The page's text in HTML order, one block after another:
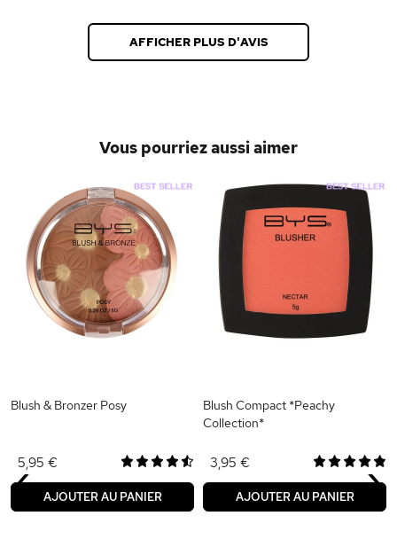
AFFICHER PLUS D'AVIS
Vous pourriez aussi aimer
Blush & Bronzer Posy
5,95 €
AJOUTER AU PANIER
Blush Compact *Peachy
Collection*
3,95 €
AJOUTER AU PANIER
‹ ›